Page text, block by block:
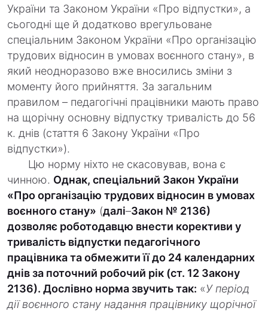
України та Законом України «Про відпустки», а
сьогодні ще й додатково врегульоване
спеціальним Законом України «Про організацію
трудових відносин в умовах воєнного стану», в
який неодноразово вже вносились зміни з
моменту його прийняття. За загальним
правилом – педагогічні працівники мають право
на щорічну основну відпустку тривалість до 56
к. днів (стаття 6 Закону України «Про
відпустки»).
Цю норму ніхто не скасовував, вона є
чинною. Однак, спеціальний Закон України
«Про організацію трудових відносин в умовах
воєнного стану» (далі–Закон № 2136)
дозволяє роботодавцю внести корективи у
тривалість відпустки педагогічного
працівника та обмежити її до 24 календарних
днів за поточний робочий рік (ст. 12 Закону
2136). Дослівно норма звучить так: «У період
дії воєнного стану надання працівнику щорічної